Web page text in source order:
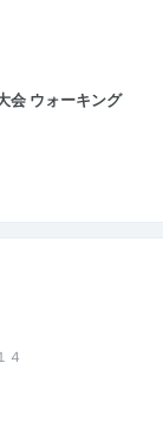
会 ウォーキング
４